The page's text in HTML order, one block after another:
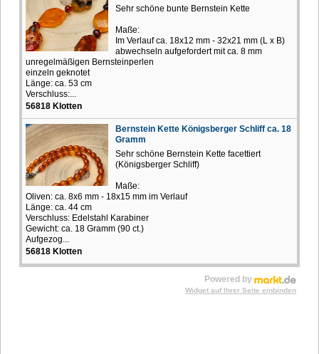
Sehr schöne bunte Bernstein Kette
Maße:
Im Verlauf ca. 18x12 mm - 32x21 mm (L x B)
abwechseln aufgefordert mit ca. 8 mm
unregelmäßigen Bernsteinperlen
einzeln geknotet
Länge: ca. 53 cm
Verschluss:...
56818 Klotten
Bernstein Kette Königsberger Schliff ca. 18
Gramm
Sehr schöne Bernstein Kette facettiert
(Königsberger Schliff)
Maße:
Oliven: ca. 8x6 mm - 18x15 mm im Verlauf
Länge: ca. 44 cm
Verschluss: Edelstahl Karabiner
Gewicht: ca. 18 Gramm (90 ct.)
Aufgezog...
56818 Klotten
Powered by
Widget auf Ihrer Seite einbinden